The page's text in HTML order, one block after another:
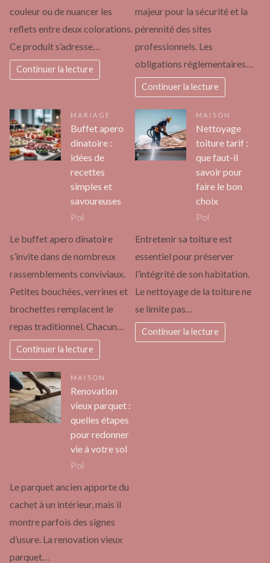
couleur ou de nuancer les
reflets entre deux colorations.
Ce produit s’adresse…
Continuer la lecture
majeur pour la sécurité et la
pérennité des sites
professionnels. Les
obligations réglementaires…
Continuer la lecture
MARIAGE
Buffet apero
dinatoire :
idées de
recettes
simples et
savoureuses
Pol
Le buffet apero dinatoire
s’invite dans de nombreux
rassemblements conviviaux.
Petites bouchées, verrines et
brochettes remplacent le
repas traditionnel. Chacun…
Continuer la lecture
MAISON
Nettoyage
toiture tarif :
que faut-il
savoir pour
faire le bon
choix
Pol
Entretenir sa toiture est
essentiel pour préserver
l’intégrité de son habitation.
Le nettoyage de la toiture ne
se limite pas…
Continuer la lecture
MAISON
Renovation
vieux parquet :
quelles étapes
pour redonner
vie à votre sol
Pol
Le parquet ancien apporte du
cachet à un intérieur, mais il
montre parfois des signes
d’usure. La renovation vieux
parquet…